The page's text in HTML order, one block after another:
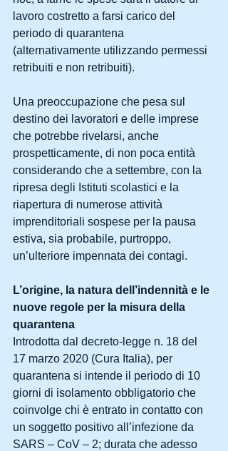
lavoro costretto a farsi carico del
periodo di quarantena
(alternativamente utilizzando permessi
retribuiti e non retribuiti).
Una preoccupazione che pesa sul
destino dei lavoratori e delle imprese
che potrebbe rivelarsi, anche
prospetticamente, di non poca entità
considerando che a settembre, con la
ripresa degli Istituti scolastici e la
riapertura di numerose attività
imprenditoriali sospese per la pausa
estiva, sia probabile, purtroppo,
un’ulteriore impennata dei contagi.
L’origine, la natura dell’indennità e le
nuove regole per la misura della
quarantena
Introdotta dal decreto-legge n. 18 del
17 marzo 2020 (Cura Italia), per
quarantena si intende il periodo di 10
giorni di isolamento obbligatorio che
coinvolge chi è entrato in contatto con
un soggetto positivo all’infezione da
SARS – CoV – 2; durata che adesso